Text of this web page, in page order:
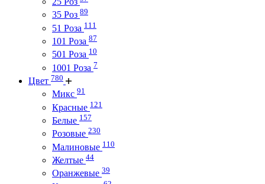
35 Роз 89
51 Роза 111
101 Роза 87
501 Роза 10
1001 Роза 7
Цвет 780
Микс 91
Красные 121
Белые 157
Розовые 230
Малиновые 110
Желтые 44
Оранжевые 39